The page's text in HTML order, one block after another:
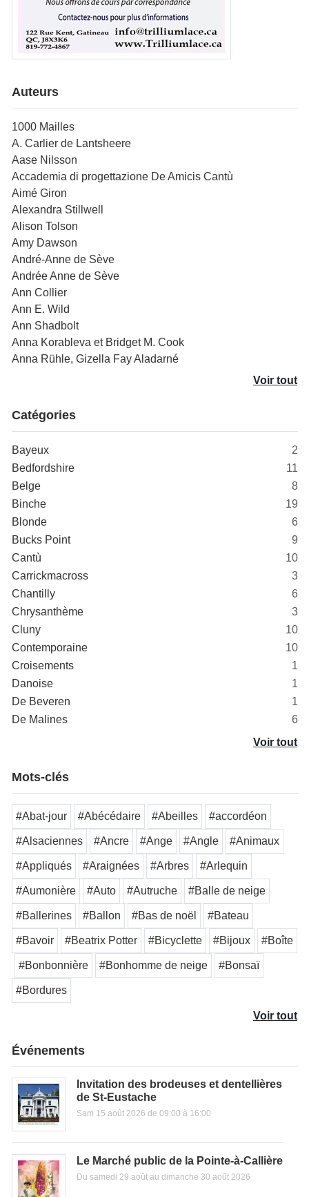
Auteurs
1000 Mailles
A. Carlier de Lantsheere
Aase Nilsson
Accademia di progettazione De Amicis Cantù
Aimé Giron
Alexandra Stillwell
Alison Tolson
Amy Dawson
André-Anne de Sève
Andrée Anne de Sève
Ann Collier
Ann E. Wild
Ann Shadbolt
Anna Korableva et Bridget M. Cook
Anna Rühle, Gizella Fay Aladarné
Voir tout
Catégories
Bayeux
2
Bedfordshire
11
Belge
8
Binche
19
Blonde
6
Bucks Point
9
Cantù
10
Carrickmacross
3
Chantilly
6
Chrysanthème
3
Cluny
10
Contemporaine
10
Croisements
1
Danoise
1
De Beveren
1
De Malines
6
Voir tout
Mots-clés
#Abat-jour #Abécédaire #Abeilles #accordéon
#Alsaciennes #Ancre #Ange #Angle #Animaux
#Appliqués #Araignées #Arbres #Arlequin
#Aumonière #Auto #Autruche #Balle de neige
#Ballerines #Ballon #Bas de noël #Bateau
#Bavoir #Beatrix Potter #Bicyclette #Bijoux #Boîte
#Bonbonnière #Bonhomme de neige #Bonsaï
#Bordures
Voir tout
Événements
Invitation des brodeuses et dentellières
de St-Eustache
Sam 15 août 2026 de 09:00 à 16:00
Le Marché public de la Pointe-à-Callière
Du samedi 29 août au dimanche 30 août 2026